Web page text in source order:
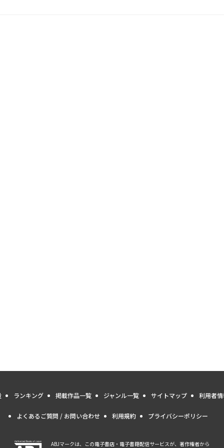
ランキング 掲載作品一覧 ジャンル一覧 サイトマップ 利用者
よくあるご質問 / お問い合わせ 利用規約 プライバシーポリシー
ABJマークは、この電子書店・電子書籍配信サービスが、著作権者から